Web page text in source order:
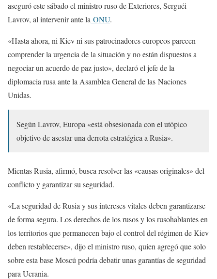
aseguró este sábado el ministro ruso de Exteriores, Serguéi
Lavrov, al intervenir ante la ONU.
«Hasta ahora, ni Kiev ni sus patrocinadores europeos parecen
comprender la urgencia de la situación y no están dispuestos a
negociar un acuerdo de paz justo», declaró el jefe de la
diplomacia rusa ante la Asamblea General de las Naciones
Unidas.
Según Lavrov, Europa «está obsesionada con el utópico
objetivo de asestar una derrota estratégica a Rusia».
Mientas Rusia, afirmó, busca resolver las «causas originales» del
conflicto y garantizar su seguridad.
«La seguridad de Rusia y sus intereses vitales deben garantizarse
de forma segura. Los derechos de los rusos y los rusohablantes en
los territorios que permanecen bajo el control del régimen de Kiev
deben restablecerse», dijo el ministro ruso, quien agregó que solo
sobre esta base Moscú podría debatir unas garantías de seguridad
para Ucrania.